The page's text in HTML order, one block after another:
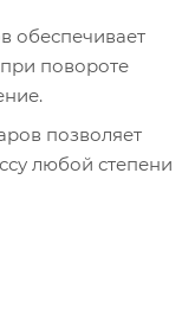
обеспечивает
повороте
позволяет
любой степени